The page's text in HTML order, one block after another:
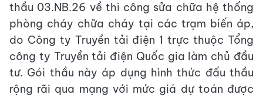
thầu 03.NB.26 về thi công sửa chữa hệ thống
phòng cháy chữa cháy tại các trạm biến áp,
do Công ty Truyền tải điện 1 trực thuộc Tổng
công ty Truyền tải điện Quốc gia làm chủ đầu
tư. Gói thầu này áp dụng hình thức đấu thầu
rộng rãi qua mạng với mức giá dự toán được